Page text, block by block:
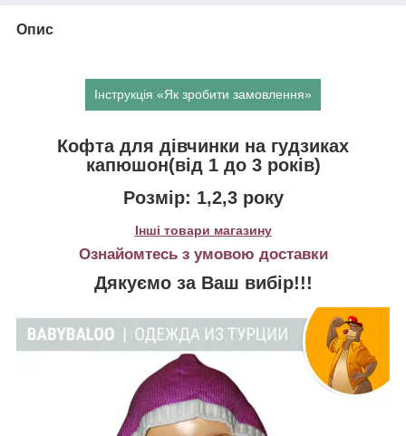
Опис
Інструкція «Як зробити замовлення»
Кофта для дівчинки на гудзиках
капюшон(від 1 до 3 років)
Розмір: 1,2,3 року
Інші товари магазину
Ознайомтесь з умовою доставки
Дякуємо за Ваш вибір!!!